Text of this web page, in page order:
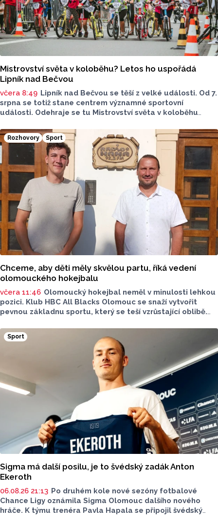
Mistrovství světa v koloběhu? Letos ho uspořádá
Lipník nad Bečvou
včera 8:49 Lipník nad Bečvou se těší z velké události. Od 7.
srpna se totiž stane centrem významné sportovní
události. Odehraje se tu Mistrovství světa v koloběhu
budou poměřovat v atraktivních disciplínách.
Reprezentovat budou i místní závodníci v čele
s úřadujícím mistrem světa Romanem Matyášem.
Rozhovory Sport
Chceme, aby děti měly skvělou partu, říká vedení
olomouckého hokejbalu
včera 11:46 Olomoucký hokejbal neměl v minulosti lehkou
pozici. Klub HBC All Blacks Olomouc se snaží vytvořit
pevnou základnu sportu, který se teší vzrůstající oblibě.
vybudovat vlastní zázemí - to je olomoucký hokejbal.
O tom, jak vznikal klub od nuly, proč je důležitější kolektiv
než výsledky a co podle nich dnes děti skutečně motivuje
ke sportu, promluvili v rozhovoru pro Report předseda
klubu a trenér mládeže Petr Hanák a trenér přípravky
Tomáš Martinek.
Sport
Sigma má další posilu, je to švédský zadák Anton
Ekeroth
06.08.26 21:13 Po druhém kole nové sezóny fotbalové
Chance Ligy oznámila Sigma Olomouc dalšího nového
hráče. K týmu trenéra Pavla Hapala se připojil švédský